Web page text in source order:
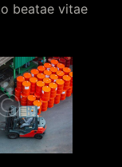
beatae vitae